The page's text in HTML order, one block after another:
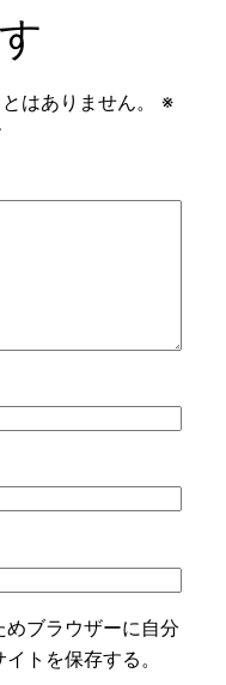
はありません。
※
ブラウザーに自分
トを保存する。